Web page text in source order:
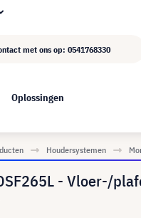
met ons op: 0541768330
Oplossingen
Houdersystemen
- Vloer-/